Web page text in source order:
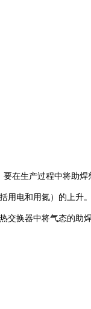
在生产过程中将助焊
用电和用氮）的上升。
交换器中将气态的助